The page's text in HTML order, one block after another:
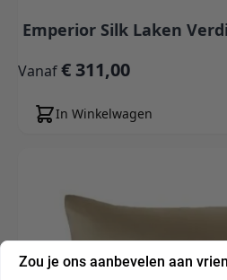
Emperior Silk Laken
Vanaf€ 311,00
In Winkelwagen
Zou je ons aanbevelen aan